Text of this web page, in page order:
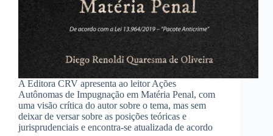
A Editora CRV apresenta ao leitor Ações
Autônomas de Impugnação em Matéria Penal, com
uma visão crítica do autor sobre o tema, mas sem
deixar de versar sobre as posições teóricas e
jurisprudenciais e encontra-se atualizada de acordo